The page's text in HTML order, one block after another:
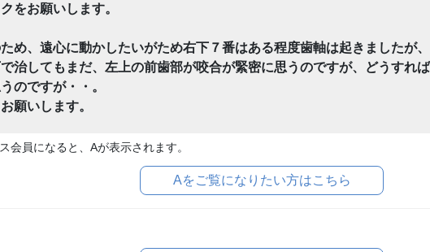
をお願いします。
め、遠心に動かしたいがため右下７番はある程度歯軸は起きましたが
で治してもまだ、左上の前歯部が咬合が緊密に思うのですが、どうすれ
のですが・・。
願いします。
会員になると、Aが表示されます。
Aをご覧になりたい方はこちら